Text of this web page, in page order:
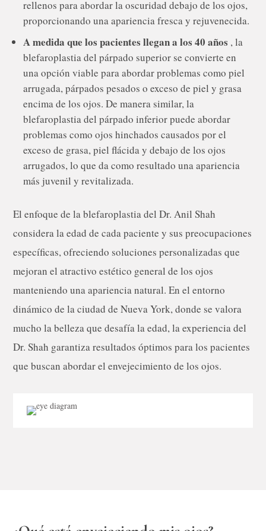
rellenos para abordar la oscuridad debajo de los ojos,
proporcionando una apariencia fresca y rejuvenecida.
A medida que los pacientes llegan a los 40 años , la
blefaroplastia del párpado superior se convierte en
una opción viable para abordar problemas como piel
arrugada, párpados pesados o exceso de piel y grasa
encima de los ojos. De manera similar, la
blefaroplastia del párpado inferior puede abordar
problemas como ojos hinchados causados por el
exceso de grasa, piel flácida y debajo de los ojos
arrugados, lo que da como resultado una apariencia
más juvenil y revitalizada.
El enfoque de la blefaroplastia del Dr. Anil Shah
considera la edad de cada paciente y sus preocupaciones
específicas, ofreciendo soluciones personalizadas que
mejoran el atractivo estético general de los ojos
manteniendo una apariencia natural. En el entorno
dinámico de la ciudad de Nueva York, donde se valora
mucho la belleza que desafía la edad, la experiencia del
Dr. Shah garantiza resultados óptimos para los pacientes
que buscan abordar el envejecimiento de los ojos.